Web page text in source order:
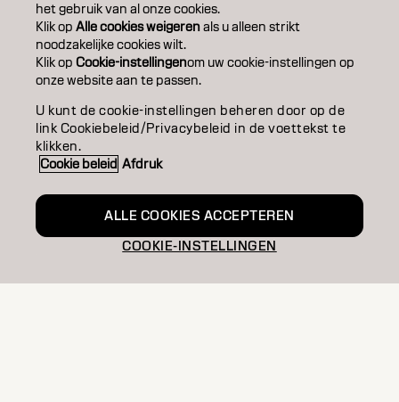
EDUCATION
OVER
SALONVINDER
WORD PARTNER
PrivacyverklaringCookiebeleid
het gebruik van al onze cookies.
Klik opAlle cookies weigerenals u alleen strikt
noodzakelijke cookies wilt.
Klik opCookie-instellingenom uw cookie-instellingen op
onze website aan te passen.
U kunt de cookie-instellingen beheren door op de
link Cookiebeleid/Privacybeleid in de voettekst te
klikken.
Cookie beleid Afdruk
COOKIE-INSTELLINGEN
ALLE COOKIES ACCEPTEREN